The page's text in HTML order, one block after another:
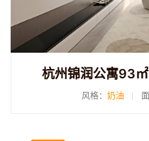
杭州锦润公寓93
风格： 奶油